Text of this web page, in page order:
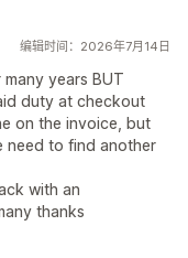
编辑时间：2026年7月14日
years BUT
duty at checkout
on the invoice, but
need to find another
with an
thanks